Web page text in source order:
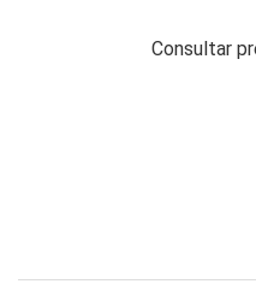
Consultar